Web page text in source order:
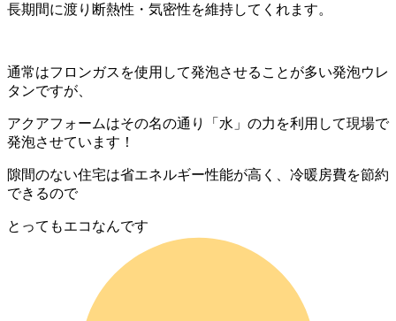
長期間に渡り断熱性・気密性を維持してくれます。
通常はフロンガスを使用して発泡させることが多い発泡ウレ
タンですが、
アクアフォームはその名の通り「水」の力を利用して現場で
発泡させています！
隙間のない住宅は省エネルギー性能が高く、冷暖房費を節約
できるので
とってもエコなんです